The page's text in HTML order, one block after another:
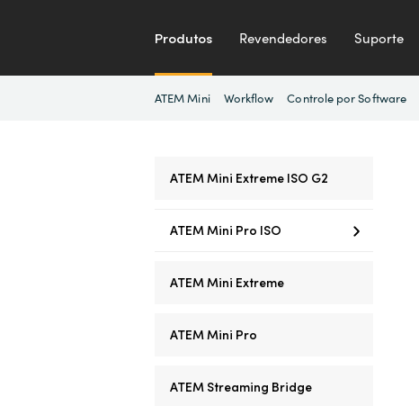
Produtos Revendedores Suporte
ATEM Mini Workflow Controle por Software
ATEM Mini Extreme ISO G2
ATEM Mini Pro ISO
ATEM Mini Extreme
ATEM Mini Pro
ATEM Streaming Bridge